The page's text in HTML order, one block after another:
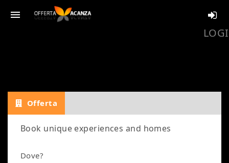
menu
Offerta
Book unique experiences and homes
Dove?